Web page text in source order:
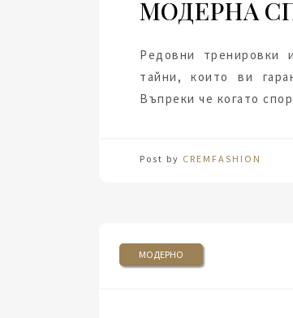
МОДЕРНА
Редовни тренировки
тайни, които ви
Въпреки че когато
Post by CREMFASHION
МОДЕРНО